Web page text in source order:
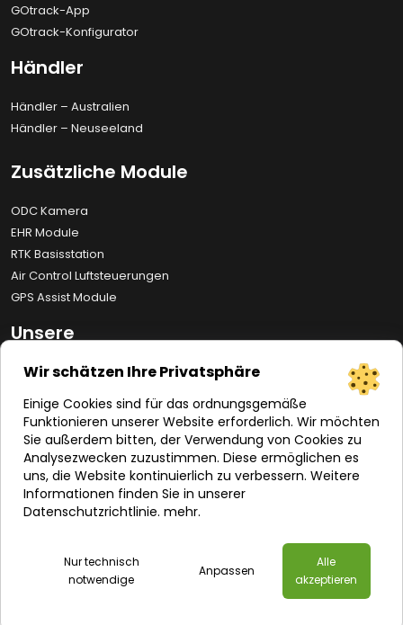
Wir schätzen Ihre Privatsphäre
Einige Cookies sind für das ordnungsgemäße
Funktionieren unserer Website erforderlich. Wir möchten
Sie außerdem bitten, der Verwendung von Cookies zu
Analysezwecken zuzustimmen. Diese ermöglichen es
uns, die Website kontinuierlich zu verbessern. Weitere
Informationen finden Sie in unserer
Datenschutzrichtlinie. mehr.
Anpassen
Nur technisch
notwendige
Alle
akzeptieren
GOtrack-App
GOtrack-Konfigurator
Händler
Händler – Australien
Händler – Neuseeland
Zusätzliche Module
ODC Kamera
EHR Module
RTK Basisstation
Air Control Luftsteuerungen
GPS Assist Module
Unsere
Line Assist
Espray
Remote Control
Info